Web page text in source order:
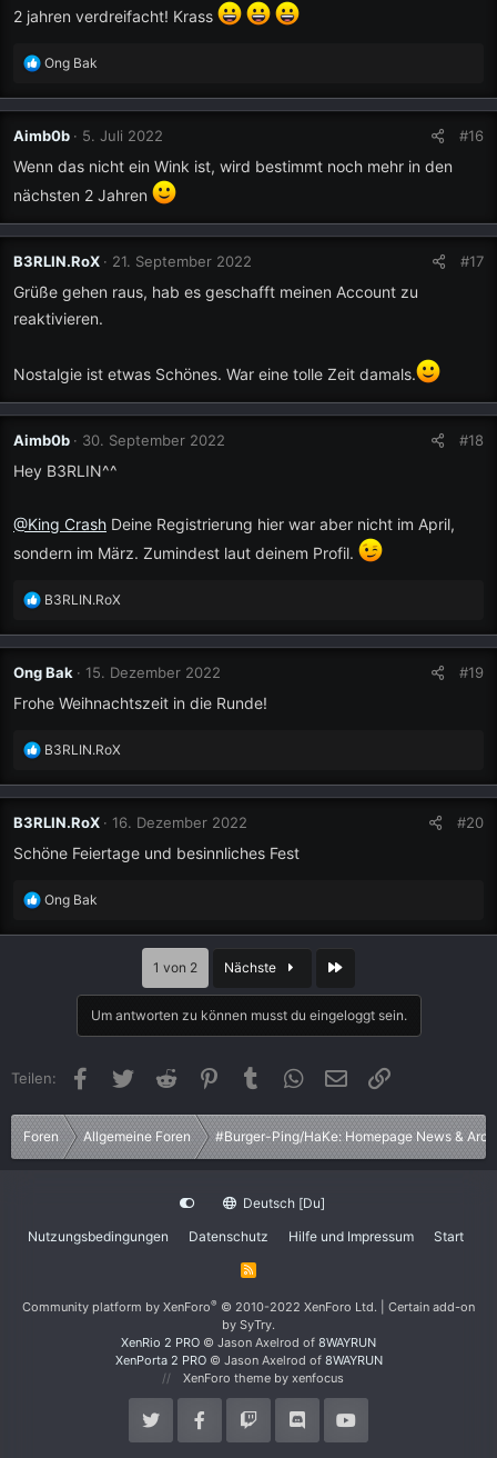
2 jahren verdreifacht! Krass
R
a
t
i
n
e
n
:
Ong Bak
Aimb0b 5. Juli 2022 #16
Wenn das nicht ein Wink ist, wird bestimmt noch mehr in den
nächsten 2 Jahren
B3RLIN.RoX 21. September 2022 #17
Grüße gehen raus, hab es geschafft meinen Account zu
reaktivieren.
Nostalgie ist etwas Schönes. War eine tolle Zeit damals.
Aimb0b 30. September 2022 #18
Hey B3RLIN^^
@King Crash Deine Registrierung hier war aber nicht im April,
sondern im März. Zumindest laut deinem Profil.
R
a
t
i
e
:
B3RLIN.RoX
Ong Bak 15. Dezember 2022 #19
Frohe Weihnachtszeit in die Runde!
R
a
t
i
e
B3RLIN.RoX
B3RLIN.RoX 16. Dezember 2022 #20
Schöne Feiertage und besinnliches Fest
R
a
n
Ong Bak
1 von 2 Nächste Letzte
Um antworten zu können musst du eingeloggt sein.
Teilen: FacebookTwitter Reddit PinterestTumblr WhatsApp
E-Mail
Foren Allgemeine Foren #Burger-Ping/HaKe: Homepage News &
Deutsch [Du]
Nutzungsbedingungen
Datenschutz Hilfe und Impressum Start
R
Community platform by XenForo® © 2010-2022 XenForo Ltd.
Certain add-on
by SyTry.
XenRio 2 PRO © Jason Axelrod of 8WAYRUN
XenPorta 2 PRO© Jason Axelrod of 8WAYRUN
XenForo theme by xenfocus